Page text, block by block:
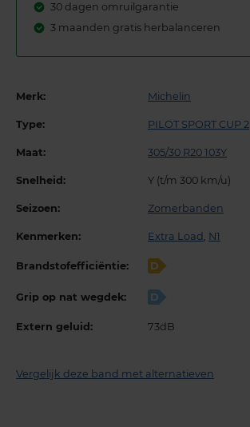
30 dagen omruilgarantie
3 maanden gratis herbalanceren
Merk: Michelin
Type: PILOT SPORT CUP 2
Maat: 305/30 R20 103Y
Snelheid: Y (t/m 300 km/u)
Seizoen: Zomerbanden
Kenmerken: Extra Load , N1
Brandstofefficiëntie: D
Grip op nat wegdek: D
Extern geluid: 73dB
Vergelijk deze band met alternatieven